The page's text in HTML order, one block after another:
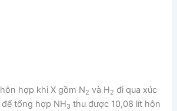
hợp khi X gồm N2 và H2 đi qua xúc
tổng hợp NH3 thu được 10,08 lít hỗn